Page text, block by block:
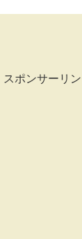
スポンサーリン